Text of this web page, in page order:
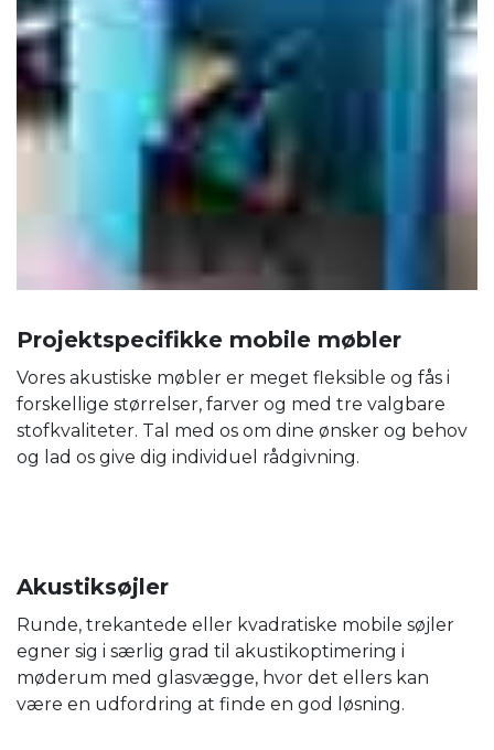
Projektspecifikke mobile møbler
Vores akustiske møbler er meget fleksible og fås i
forskellige størrelser, farver og med tre valgbare
stofkvaliteter. Tal med os om dine ønsker og behov
og lad os give dig individuel rådgivning.
Akustiksøjler
Runde, trekantede eller kvadratiske mobile søjler
egner sig i særlig grad til akustikoptimering i
møderum med glasvægge, hvor det ellers kan
være en udfordring at finde en god løsning.